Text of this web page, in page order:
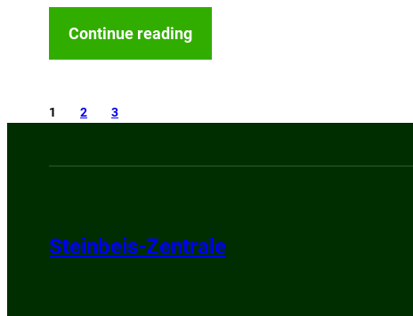
Continue reading
1 2 3
Steinbeis-Zentrale